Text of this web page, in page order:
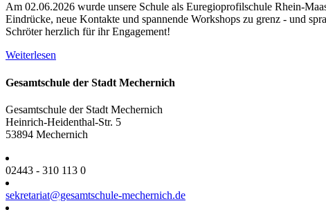
Am 02.06.2026 wurde unsere Schule als Euregioprofilschule Rhein-
Eindrücke, neue Kontakte und spannende Workshops zu grenz - und
Schröter herzlich für ihr Engagement!
Weiterlesen
Gesamtschule der Stadt Mechernich
Gesamtschule der Stadt Mechernich
Heinrich-Heidenthal-Str. 5
53894 Mechernich
02443 - 310 113 0
sekretariat@gesamtschule-mechernich.de